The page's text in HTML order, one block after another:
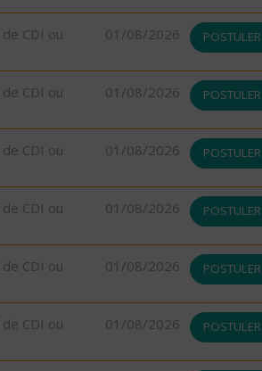
CDI ou
01/08/2026 POSTULER
CDI ou
01/08/2026 POSTULER
CDI ou
01/08/2026 POSTULER
CDI ou
01/08/2026 POSTULER
CDI ou
01/08/2026 POSTULER
CDI ou
01/08/2026 POSTULER